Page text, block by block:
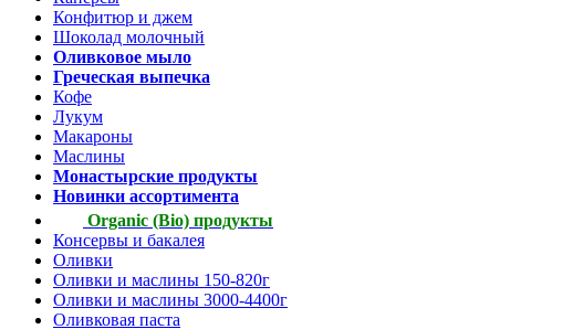
Конфитюр и джем
Шоколад молочный
Оливковое мыло
Греческая выпечка
Кофе
Лукум
Макароны
Маслины
Монастырские продукты
Новинки ассортимента
Organic (Bio) продукты
Консервы и бакалея
Оливки
Оливки и маслины 150-820г
Оливки и маслины 3000-4400г
Оливковая паста